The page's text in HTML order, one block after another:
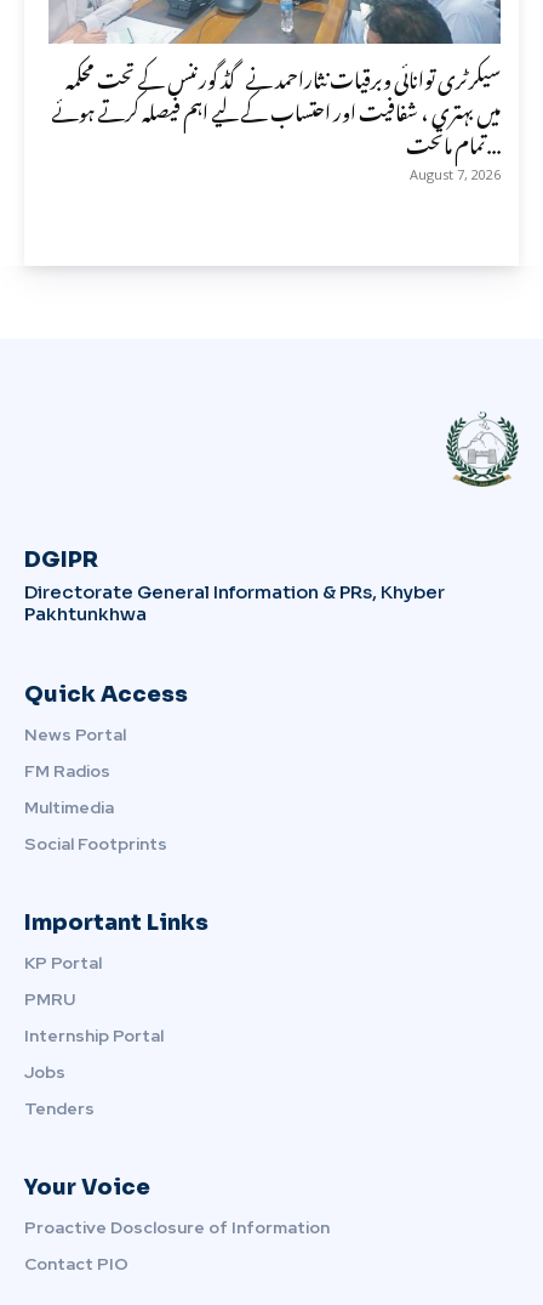
سیکرٹری توانائی وبرقیات نثاراحمد نے گڈ گورننس کے تحت محکمہ
میں بہتری ، شفافیت اور احتساب کے لیے اہم فیصلہ کرتے ہوئے
تمام ماتحت...
August 7, 2026
DGIPR
Directorate General Information & PRs, Khyber
Pakhtunkhwa
Quick Access
News Portal
FM Radios
Multimedia
Social Footprints
Important Links
KP Portal
PMRU
Internship Portal
Jobs
Tenders
Your Voice
Proactive Dosclosure of Information
Contact PIO